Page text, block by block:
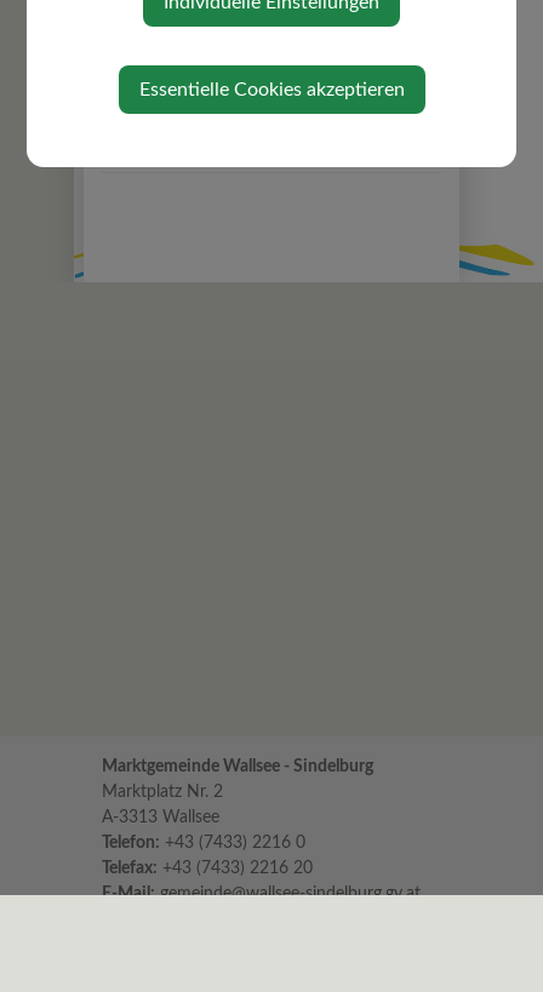
Gefahrenhinweiskarte
Marktgemeinde Wallsee - Sindelburg
Marktplatz Nr. 2
A-3313 Wallsee
Telefon: +43 (7433) 2216 0
Telefax: +43 (7433) 2216 20
E-Mail: gemeinde@wallsee-sindelburg.gv.at
Essentielle Cookies akzeptieren